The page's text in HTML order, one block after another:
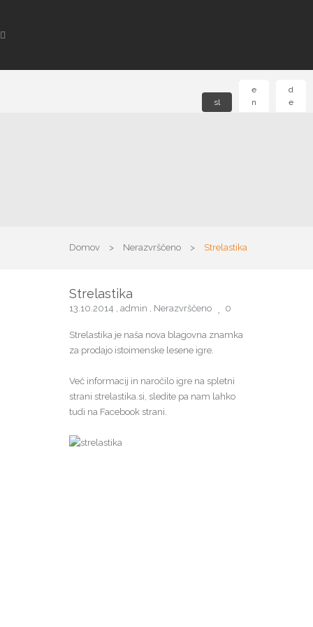
sl
e
n
d
e
Domov > Nerazvrščeno > Strelastika
Strelastika
13.10.2014 , admin , Nerazvrščeno 0
Strelastika je naša nova blagovna znamka
za prodajo istoimenske lesene igre.
Več informacij in naročilo igre na spletni
strani strelastika.si, sledite pa nam lahko
tudi na Facebook strani.